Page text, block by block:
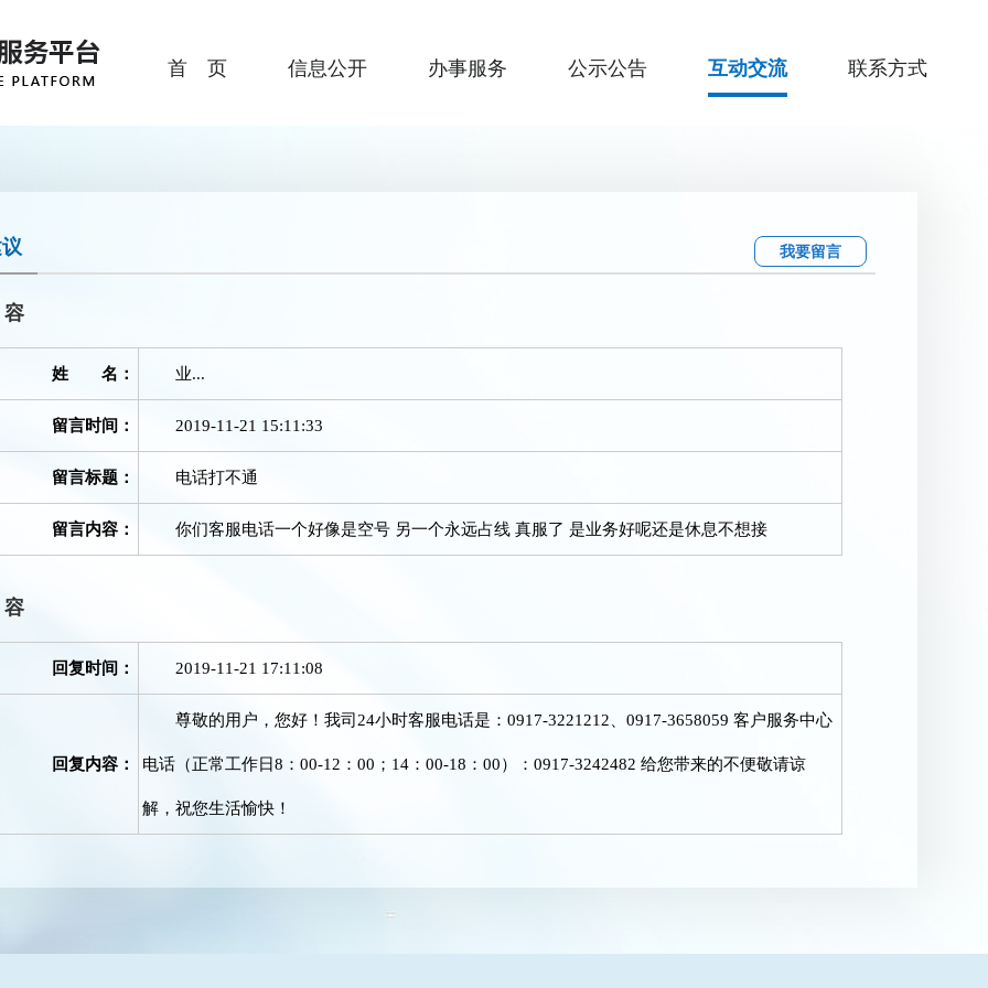
首 页 信息公开 办事服务 公示公告 互动交流 联系方式
我要留言
姓 名： 业...
留言时间： 2019-11-21 15:11:33
留言标题： 电话打不通
留言内容： 你们客服电话一个好像是空号 另一个永远占线 真服了 是业务好呢还是休息不想接
回复时间： 2019-11-21 17:11:08
回复内容：
尊敬的用户，您好！我司24小时客服电话是：0917-3221212、0917-3658059 客户服务中心
电话（正常工作日8：00-12：00；14：00-18：00）：0917-3242482 给您带来的不便敬请谅
解，祝您生活愉快！